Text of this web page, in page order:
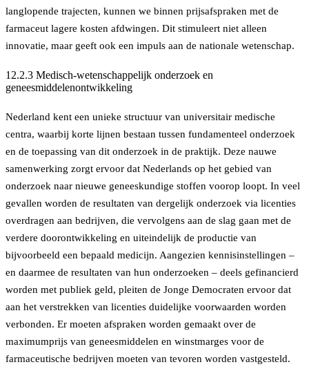
langlopende trajecten, kunnen we binnen prijsafspraken met de
farmaceut lagere kosten afdwingen. Dit stimuleert niet alleen
innovatie, maar geeft ook een impuls aan de nationale wetenschap.
12.2.3 Medisch-wetenschappelijk onderzoek en
geneesmiddelenontwikkeling
Nederland kent een unieke structuur van universitair medische
centra, waarbij korte lijnen bestaan tussen fundamenteel onderzoek
en de toepassing van dit onderzoek in de praktijk. Deze nauwe
samenwerking zorgt ervoor dat Nederlands op het gebied van
onderzoek naar nieuwe geneeskundige stoffen voorop loopt. In veel
gevallen worden de resultaten van dergelijk onderzoek via licenties
overdragen aan bedrijven, die vervolgens aan de slag gaan met de
verdere doorontwikkeling en uiteindelijk de productie van
bijvoorbeeld een bepaald medicijn. Aangezien kennisinstellingen –
en daarmee de resultaten van hun onderzoeken – deels gefinancierd
worden met publiek geld, pleiten de Jonge Democraten ervoor dat
aan het verstrekken van licenties duidelijke voorwaarden worden
verbonden. Er moeten afspraken worden gemaakt over de
maximumprijs van geneesmiddelen en winstmarges voor de
farmaceutische bedrijven moeten van tevoren worden vastgesteld.